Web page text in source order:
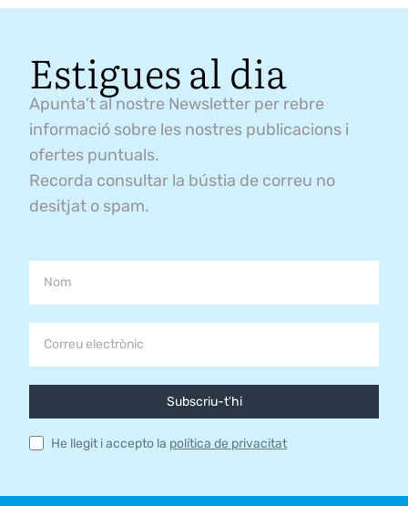
Estigues al dia
Apunta’t al nostre Newsletter per rebre
informació sobre les nostres publicacions i
ofertes puntuals.
Recorda consultar la bústia de correu no
desitjat o spam.
Subscriu-t'hi
He llegit i accepto la política de privacitat